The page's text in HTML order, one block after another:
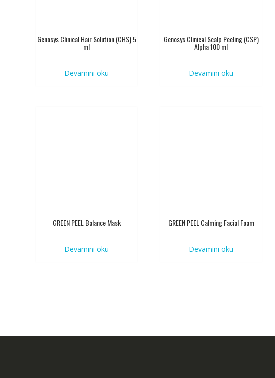
Genosys Clinical Hair Solution (CHS) 5
ml
Devamını oku
Genosys Clinical Scalp Peeling (CSP)
Alpha 100 ml
Devamını oku
GREEN PEEL Balance Mask
Devamını oku
GREEN PEEL Calming Facial Foam
Devamını oku